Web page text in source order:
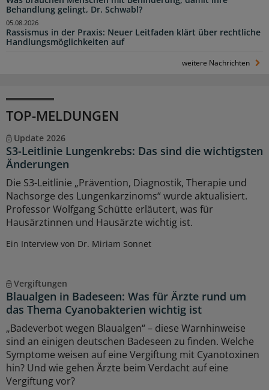
Behandlung gelingt, Dr. Schwabl?
Rassismus in der Praxis: Neuer Leitfaden klärt über rechtliche
Handlungsmöglichkeiten auf
05.08.2026
weitere Nachrichten
TOP-MELDUNGEN
Update 2026
S3-Leitlinie Lungenkrebs: Das sind die wichtigsten
Änderungen
Die S3-Leitlinie „Prävention, Diagnostik, Therapie und
Nachsorge des Lungenkarzinoms“ wurde aktualisiert.
Professor Wolfgang Schütte erläutert, was für
Hausärztinnen und Hausärzte wichtig ist.
Ein Interview von Dr. Miriam Sonnet
Vergiftungen
Blaualgen in Badeseen: Was für Ärzte rund um
das Thema Cyanobakterien wichtig ist
„Badeverbot wegen Blaualgen“ – diese Warnhinweise
sind an einigen deutschen Badeseen zu finden. Welche
Symptome weisen auf eine Vergiftung mit Cyanotoxinen
hin? Und wie gehen Ärzte beim Verdacht auf eine
Vergiftung vor?